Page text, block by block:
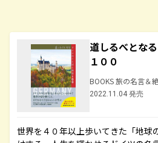
道しるべとな
１００
BOOKS 旅の名言＆
2022.11.04 発売
世界を４０年以上歩いてきた「地球